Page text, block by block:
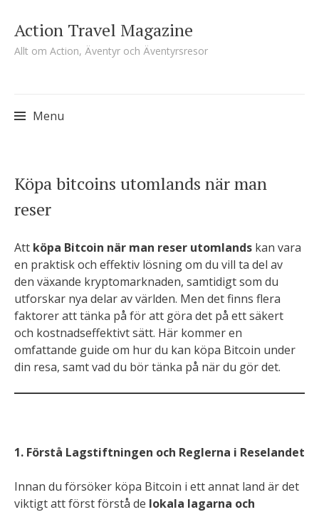
Action Travel Magazine
Allt om Action, Äventyr och Äventyrsresor
Menu
to
content
Köpa bitcoins utomlands när man
reser
Att köpa Bitcoin när man reser utomlands kan vara
en praktisk och effektiv lösning om du vill ta del av
den växande kryptomarknaden, samtidigt som du
utforskar nya delar av världen. Men det finns flera
faktorer att tänka på för att göra det på ett säkert
och kostnadseffektivt sätt. Här kommer en
omfattande guide om hur du kan köpa Bitcoin under
din resa, samt vad du bör tänka på när du gör det.
1. Förstå Lagstiftningen och Reglerna i Reselandet
Innan du försöker köpa Bitcoin i ett annat land är det
viktigt att först förstå de lokala lagarna och